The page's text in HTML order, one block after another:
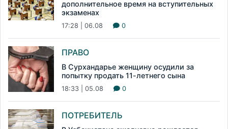
дополнительное время на вступительных
экзаменах
17:28 | 06.08 0
ПРАВО
В Сурхандарье женщину осудили за
попытку продать 11-летнего сына
18:33 | 05.08 0
ПОТРЕБИТЕЛЬ